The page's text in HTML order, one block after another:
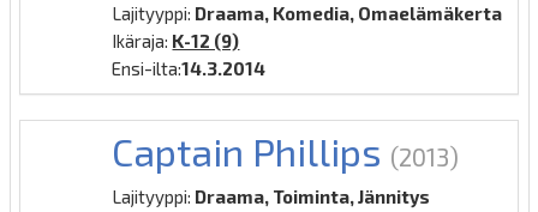
Lajityyppi: Draama, Komedia, Omaelämäkerta
Ikäraja: K-12 (9)
Ensi-ilta:14.3.2014
Captain Phillips (2013)
Lajityyppi: Draama, Toiminta, Jännitys